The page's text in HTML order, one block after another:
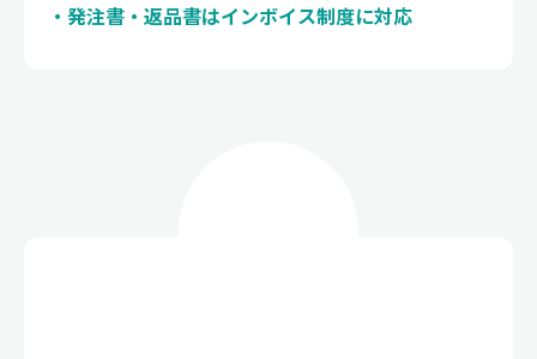
発注書・返品書はインボイス制度に対応